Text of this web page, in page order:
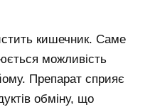
кишечник. Саме
можливість
Препарат сприяє
обміну, що